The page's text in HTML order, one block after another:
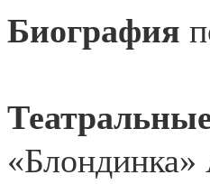
Биография